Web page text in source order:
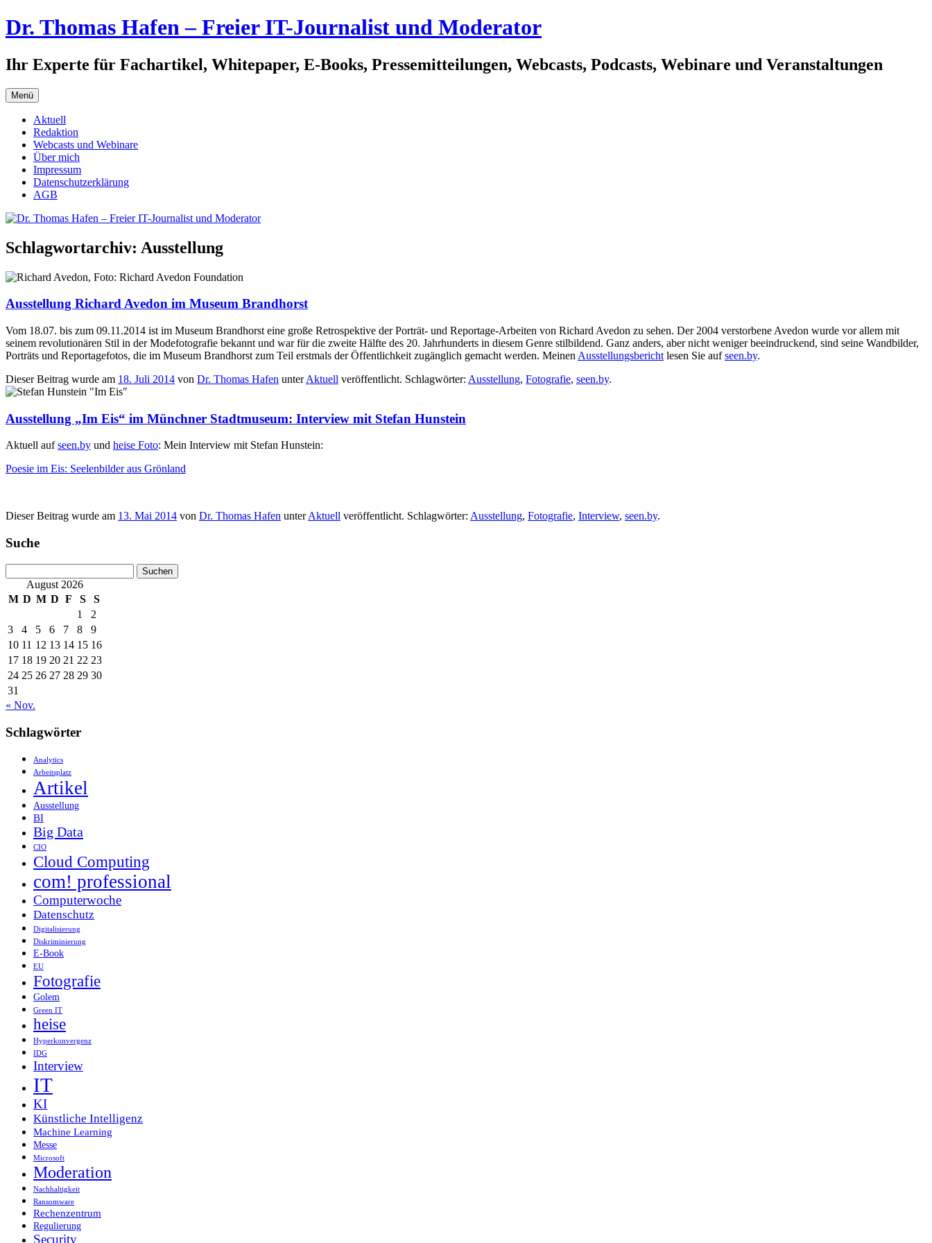
Zum
Inhalt
Dr. Thomas Hafen – Freier IT-Journalist und Moderator
Ihr Experte für Fachartikel, Whitepaper, E-Books, Pressemitteilungen, Webcasts, Podcasts, Webinare und Veranstaltungen
Menü
Aktuell
Redaktion
Webcasts und Webinare
Über mich
Impressum
Datenschutzerklärung
AGB
Schlagwortarchiv: Ausstellung
Ausstellung Richard Avedon im Museum Brandhorst
Vom 18.07. bis zum 09.11.2014 ist im Museum Brandhorst eine große Retrospektive der Porträt- und Reportage-Arbeiten von Richard Avedon zu sehen. Der 2004 verstorbene Avedon wurde vor allem mit
seinem revolutionären Stil in der Modefotografie bekannt und war für die zweite Hälfte des 20. Jahrhunderts in diesem Genre stilbildend. Ganz anders, aber nicht weniger beeindruckend, sind seine Wandbilder,
Porträts und Reportagefotos, die im Museum Brandhorst zum Teil erstmals der Öffentlichkeit zugänglich gemacht werden. Meinen Ausstellungsbericht lesen Sie aufseen.by.
Dieser Beitrag wurde am 18. Juli 2014 von Dr. Thomas Hafen unterAktuell veröffentlicht. Schlagwörter: Ausstellung, Fotografie, seen.by.
Ausstellung „Im Eis“ im Münchner Stadtmuseum: Interview mit Stefan Hunstein
Aktuell aufseen.by und heise Foto: Mein Interview mit Stefan Hunstein:
Poesie im Eis: Seelenbilder aus Grönland
Dieser Beitrag wurde am 13. Mai 2014 von Dr. Thomas Hafen unterAktuell veröffentlicht. Schlagwörter: Ausstellung, Fotografie, Interview, seen.by.
Suche
nach:August 2026
M D M D F S
S
1
2
3
4 5 6 7 8
9
10 11 12 13 14 15 16
17 18 19 20 21 22 23
24 25 26 27 28 29 30
31
« Nov.
Schlagwörter
Analytics
Arbeitsplatz
Artikel
Ausstellung
BI
Big Data
CIO
Cloud Computing
com! professional
Computerwoche
Datenschutz
Digitalisierung
Diskriminierung
E-Book
EU
Fotografie
Golem
Green IT
heise
Hyperkonvergenz
IDG
Interview
IT
KI
Künstliche Intelligenz
Machine Learning
Messe
Microsoft
Moderation
Nachhaltigkeit
Ransomware
Rechenzentrum
Regulierung
Security